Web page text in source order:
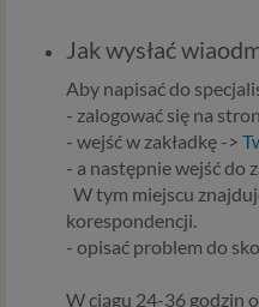
Jak wysłać
Aby napisać do
- zalogować się na
- wejść w zakładkę ->
- a następnie wejść do
W tym miejscu
korespondencji.
- opisać problem do
W ciągu 24-36 godzin
Administratorzy
Administratorami Twoich
Consulting Aneta Styńska
internetowego
możesz sprawdzić
Znajdziesz tam również
Partnerach, czyli firmach i
współpracujemy głównie
technologicznym